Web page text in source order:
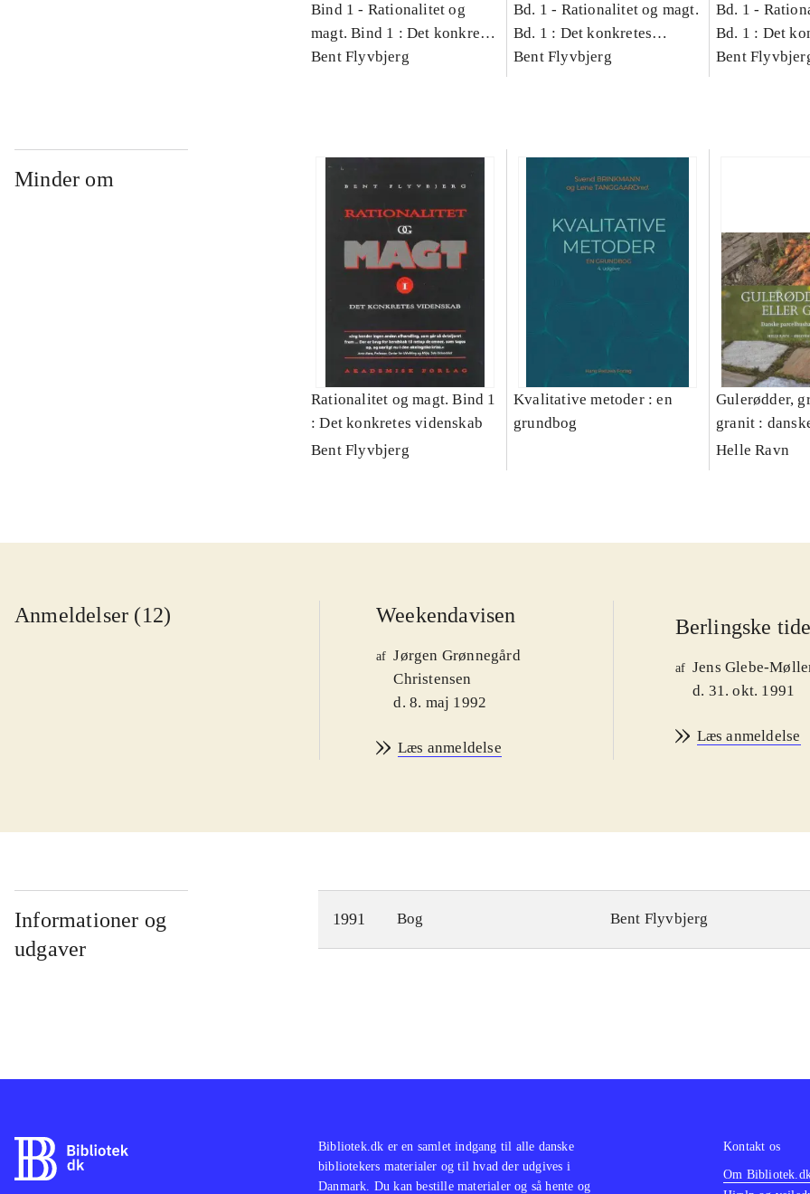
Bind 1 - Rationalitet og
magt. Bind 1 : Det konkretes
videnskab
Bent Flyvbjerg
Bd. 1 - Rationalitet og magt.
Bd. 1 : Det konkretes
videnskab
Bent Flyvbjerg
Bd. 1 -
Bd. 1 : Det
videnskab
Bent
Minder om
Rationalitet og magt. Bind 1
: Det konkretes videnskab
Bent Flyvbjerg
Kvalitative metoder : en
grundbog
Gulerødder,
granit :
Helle Ravn
Anmeldelser (12) Weekendavisen
af Jørgen Grønnegård
Christensen
d. 8. maj 1992
Læs anmeldelse
Berlingske
af Jens Glebe-
d. 31. okt. 1991
Læs anmeldelse
Informationer og
udgaver
1991 Bog Bent Flyvbjerg
Bibliotek.dk er en samlet indgang til alle danske
bibliotekers materialer og til hvad der udgives i
Danmark. Du kan bestille materialer og så hente og
Kontakt os
Om